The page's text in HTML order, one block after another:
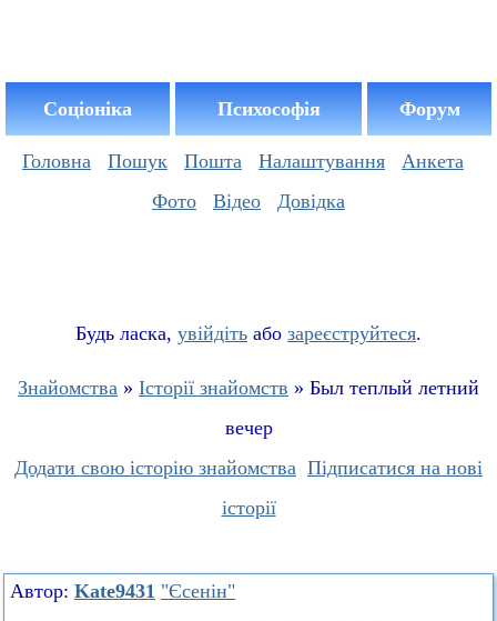
Соціоніка Психософія Форум
Головна Пошук Пошта Налаштування
Анкета
Фото
Відео Довідка
Будь ласка, увійдіть або зареєструйтеся.
Знайомства » Історії знайомств » Был теплый летний
вечер
Додати свою історію знайомства Підписатися на нові
історії
Автор: Kate9431 "Єсенін"